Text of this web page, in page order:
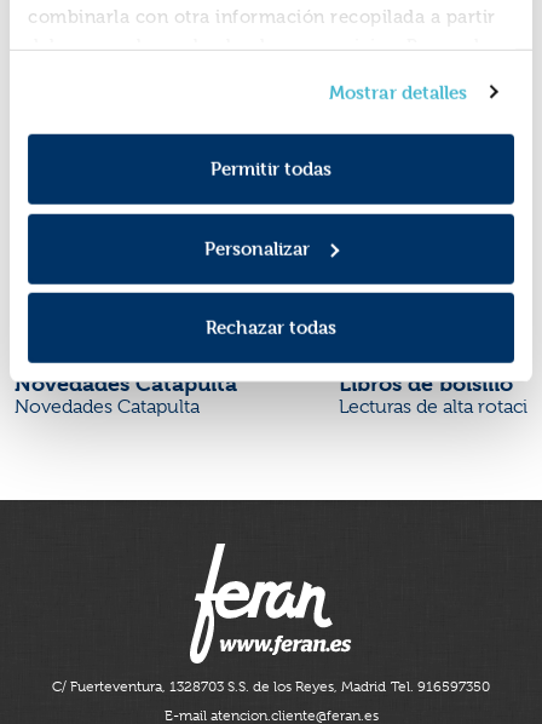
combinarla con otra información recopilada a partir
del uso que hayas hecho de sus servicios. Recuerda
consentimiento en cualquier momento. Para más
información consulta laPolítica de Cookiesy la
Política de Privacidad.
Mostrar detalles
Permitir todas
Personalizar
Rechazar todas
Novedades Catapulta
Novedades Catapulta
Libros de bolsillo
Lecturas de alta
C/ Fuerteventura, 1328703 S.S. de los Reyes, Madrid Tel. 916597350
E-mail atencion.cliente@feran.es